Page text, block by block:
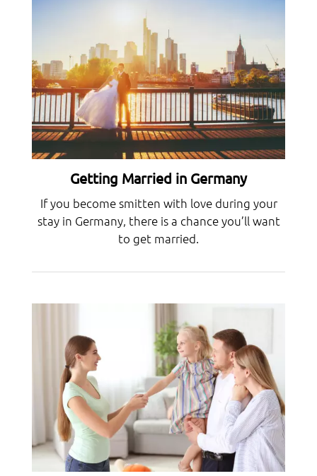
Getting Married in Germany
If you become smitten with love during your
stay in Germany, there is a chance you’ll want
to get married.